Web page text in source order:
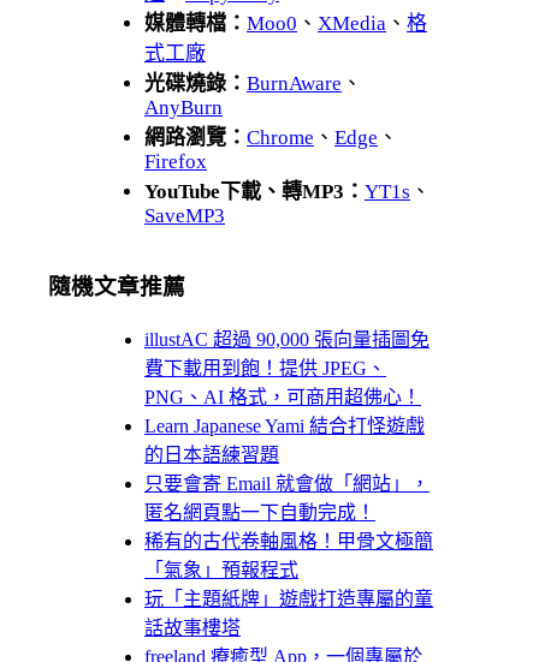
媒體轉檔： Moo0 、 XMedia 、 格
式工廠
光碟燒錄： BurnAware 、
AnyBurn
網路瀏覽： Chrome 、 Edge 、
Firefox
YouTube下載、轉MP3： YT1s 、
SaveMP3
隨機文章推薦
illustAC 超過 90,000 張向量插圖免
費下載用到飽！提供 JPEG、
PNG、AI 格式，可商用超佛心！
Learn Japanese Yami 結合打怪遊戲
的日本語練習題
只要會寄 Email 就會做「網站」，
匿名網頁點一下自動完成！
稀有的古代卷軸風格！甲骨文極簡
「氣象」預報程式
玩「主題紙牌」遊戲打造專屬的童
話故事樓塔
freeland 療癒型 App，一個專屬於